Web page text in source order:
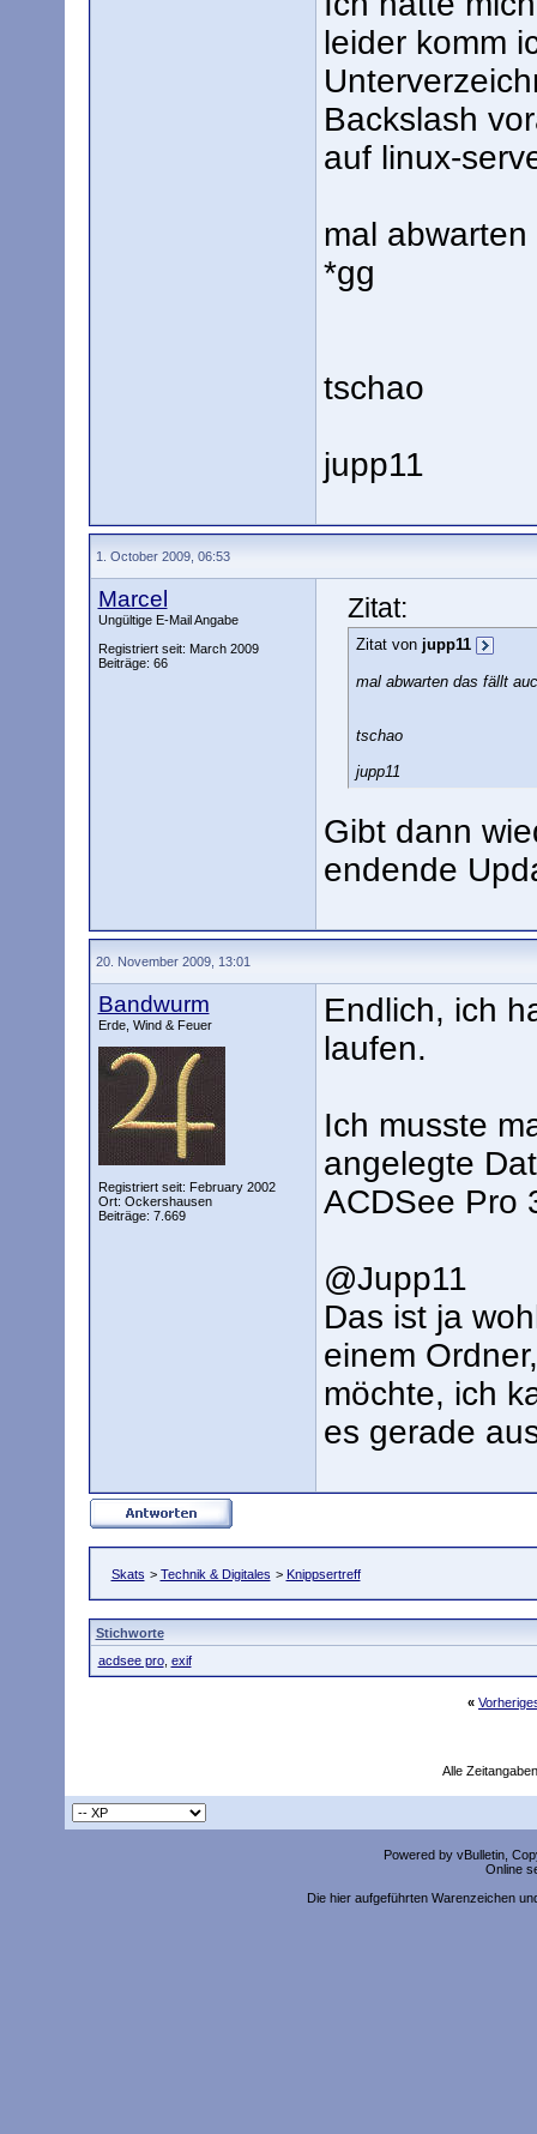
leider komm
Backslash
auf linux-
mal
*gg
tschao
jupp11
1. October 2009, 06:53
Marcel
Ungültige E-Mail Angabe
Registriert seit: March 2009
Beiträge: 66
Zitat:
Zitat von jupp11
mal abwarten das fällt
tschao
jupp11
Gibt dann
endende
20. November 2009, 13:01
Bandwurm
Erde, Wind & Feuer
Registriert seit: February 2002
Ort: Ockershausen
Beiträge: 7.669
Endlich, ich
laufen.
Ich musste
angelegte
ACDSee Pro
@Jupp11
Das ist ja
einem
möchte, ich
es gerade
Skats > Technik & Digitales > Knippsertreff
Stichworte
acdsee pro, exif
«
Alle
Powered by vBulletin,
Online
Die hier aufgeführten Warenzeichen